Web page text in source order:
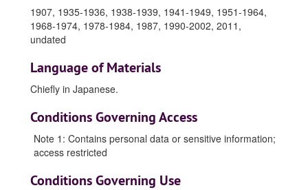
1907, 1935-1936, 1938-1939, 1941-1949, 1951-1964,
1968-1974, 1978-1984, 1987, 1990-2002, 2011,
undated
Language of Materials
Chiefly in Japanese.
Conditions Governing Access
Note 1: Contains personal data or sensitive information;
access restricted
Conditions Governing Use